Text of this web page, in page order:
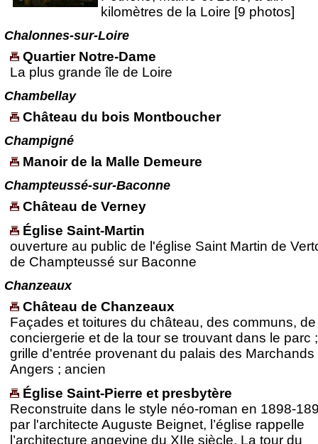
kilomètres de la Loire [9 photos]
Chalonnes-sur-Loire
Quartier Notre-Dame
La plus grande île de Loire
Chambellay
Château du bois Montboucher
Champigné
Manoir de la Malle Demeure
Champteussé-sur-Baconne
Château de Verney
Église Saint-Martin
ouverture au public de l'église Saint Martin de
de Champteussé sur Baconne
Chanzeaux
Château de Chanzeaux
Façades et toitures du château, des communs,
conciergerie et de la tour se trouvant dans le parc ;
grille d'entrée provenant du palais des Marchands
Angers ; ancien
Église Saint-Pierre et presbytère
Reconstruite dans le style néo-roman en 1898-
par l'architecte Auguste Beignet, l’église rappelle
l’architecture angevine du XIIe siècle. La tour du